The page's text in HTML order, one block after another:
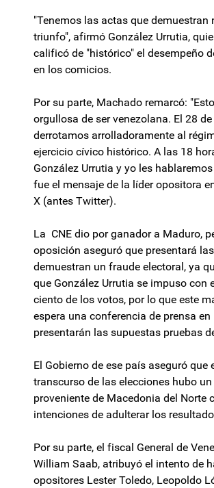
"Tenemos las actas que demuestran
triunfo", afirmó González Urrutia,
calificó de "histórico" el desempeño
en los comicios.
Por su parte, Machado remarcó:
orgullosa de ser venezolana. El 28
derrotamos arrolladoramente al
ejercicio cívico histórico. A las 18
González Urrutia y yo les
fue el mensaje de la líder opositora
X (antes Twitter).
La CNE dio por ganador a Maduro,
oposición aseguró que presentará
demuestran un fraude electoral, ya
que González Urrutia se impuso con
ciento de los votos, por lo que este
espera una conferencia de prensa en
presentarán las supuestas pruebas
El Gobierno de ese país aseguró que
transcurso de las elecciones hubo
proveniente de Macedonia del Norte
intenciones de adulterar los
Por su parte, el fiscal General de
William Saab, atribuyó el intento de
opositores Lester Toledo, Leopoldo